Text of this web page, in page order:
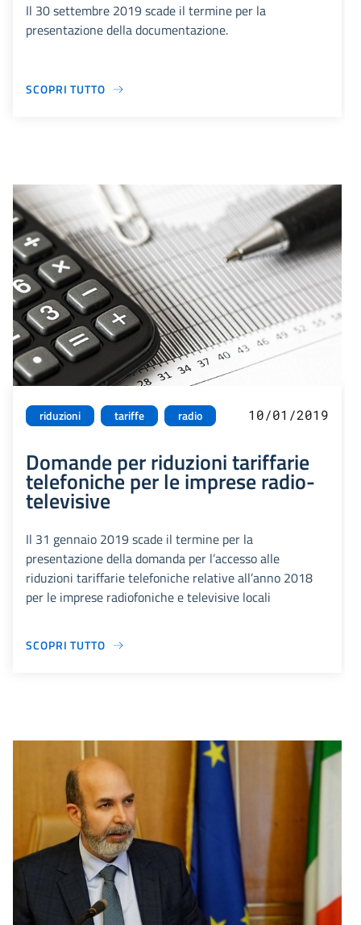
Il 30 settembre 2019 scade il termine per la
presentazione della documentazione.
SCOPRI TUTTO
riduzioni tariffe radio 10/01/2019
Domande per riduzioni tariffarie
telefoniche per le imprese radio-
televisive
Il 31 gennaio 2019 scade il termine per la
presentazione della domanda per l’accesso alle
riduzioni tariffarie telefoniche relative all’anno 2018
per le imprese radiofoniche e televisive locali
SCOPRI TUTTO